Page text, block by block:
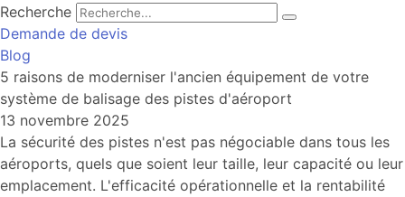
Recherche
Demande de devis
Blog
5 raisons de moderniser l'ancien équipement de votre
système de balisage des pistes d'aéroport
13 novembre 2025
La sécurité des pistes n'est pas négociable dans tous les
aéroports, quels que soient leur taille, leur capacité ou leur
emplacement. L'efficacité opérationnelle et la rentabilité